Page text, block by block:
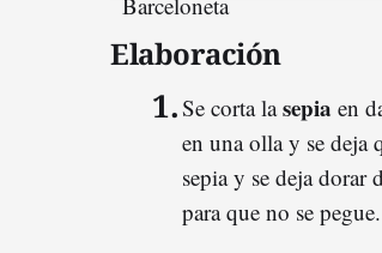
Elaboración
Se corta lasepia en
en una olla y se deja
sepia y se deja dorar
para que no se pegue.